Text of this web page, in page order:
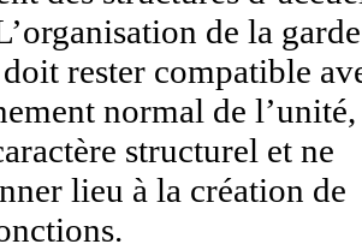
de la garde
rester compatible
normal de l’unité,
structurel et ne
lieu à la création de